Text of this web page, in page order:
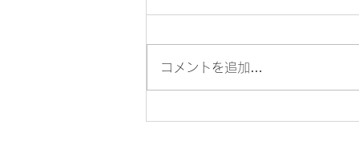
花組で先輩訪問＆インタビュ
コメントを追加…